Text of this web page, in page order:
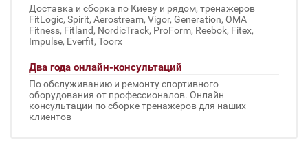
Доставка и сборка по Киеву и рядом, тренажеров
FitLogic, Spirit, Aerostream, Vigor, Generation, OMA
Fitness, Fitland, NordicTrack, ProForm, Reebok, Fitex,
Impulse, Everfit, Toorx
Два года онлайн-консультаций
По обслуживанию и ремонту спортивного
оборудования от профессионалов. Онлайн
консультации по сборке тренажеров для наших
клиентов